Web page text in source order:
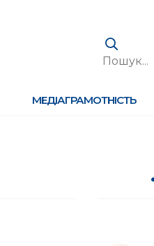
МЕДІАГРАМОТНІСТЬ